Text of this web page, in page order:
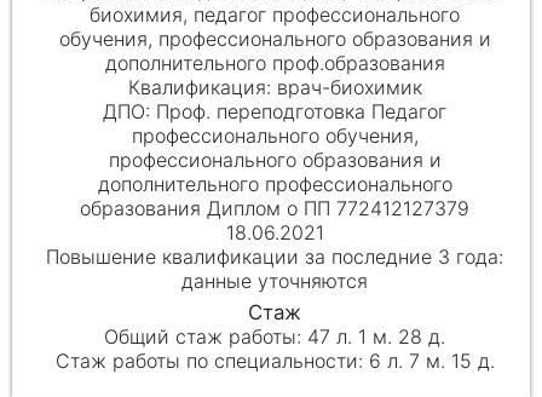
биохимия, педагог профессионального
обучения, профессионального образования и
дополнительного проф.образования
врач-биохимик
Проф. переподготовка Педагог
профессионального обучения,
профессионального образования и
дополнительного профессионального
образования Диплом о ПП 772412127379
18.06.2021
данные уточняются
47 л. 1 м. 28 д.
6 л. 7 м. 15 д.